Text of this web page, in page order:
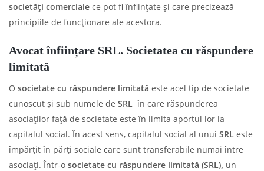
societăți comerciale ce pot fi înființate și care precizează
principiile de funcționare ale acestora.
Avocat înființare SRL. Societatea cu răspundere
limitată
O societate cu răspundere limitată este acel tip de societate
cunoscut și sub numele de SRL în care răspunderea
asociaților față de societate este în limita aportul lor la
capitalul social. În acest sens, capitalul social al unui SRL este
împărțit în părți sociale care sunt transferabile numai între
asociați. Într-o societate cu răspundere limitată (SRL), un